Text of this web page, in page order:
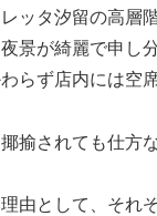
ッタ汐留の高層
景が綺麗で申し
らず店内には空
揄されても仕方
由として、それ